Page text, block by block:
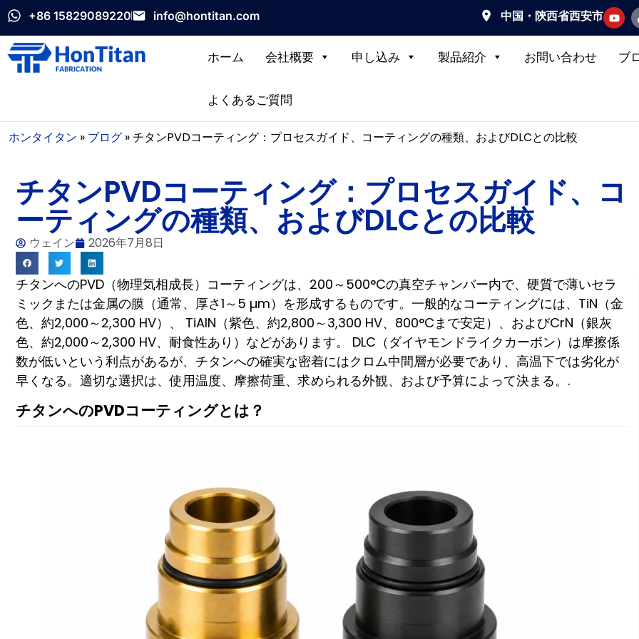
+86 15829089220 info@hontitan.com 中国・陝西省西安市
ホーム 会社概要 申し込み 製品紹介 お問い合わせ ブ
よくあるご質問
ホンタイタン » ブログ »チタンPVDコーティング：プロセスガイド、コーティングの種類、およびDLCとの比較
チタンPVDコーティング：プロセスガイド、コ
ーティングの種類、およびDLCとの比較
ウェイン 2026年7月8日
チタンへのPVD（物理気相成長）コーティングは、200～500°Cの真空チャンバー内で、硬質で薄いセラ
ミックまたは金属の膜（通常、厚さ1～5 µm）を形成するものです。一般的なコーティングには、TiN（金
色、約2,000～2,300 HV）、 TiAlN（紫色、約2,800～3,300 HV、800°Cまで安定）、およびCrN（銀灰
色、約2,000～2,300 HV、耐食性あり）などがあります。 DLC（ダイヤモンドライクカーボン）は摩擦係
数が低いという利点があるが、チタンへの確実な密着にはクロム中間層が必要であり、高温下では劣化が
早くなる。適切な選択は、使用温度、摩擦荷重、求められる外観、および予算によって決まる。.
チタンへのPVDコーティングとは？